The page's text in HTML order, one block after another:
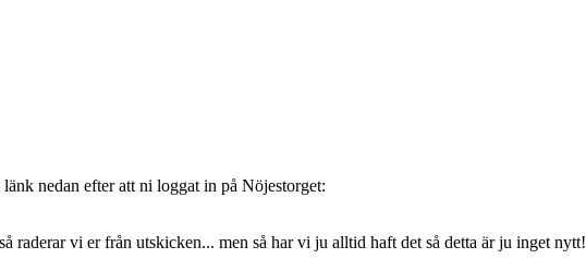
nedan efter att ni loggat in på Nöjestorget:
vi er från utskicken... men så har vi ju alltid haft det så detta är ju inget nytt!